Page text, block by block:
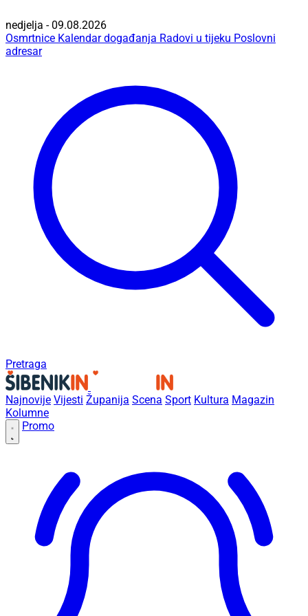
nedjelja - 09.08.2026
Osmrtnice Kalendar događanja Radovi u tijeku Poslovni
adresar
Pretraga
Najnovije Vijesti Županija Scena Sport Kultura Magazin
Kolumne
Promo